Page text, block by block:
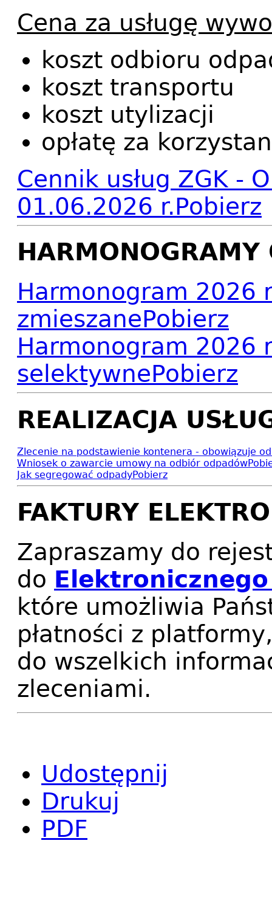
Cena za usługę
koszt odbioru
koszt transportu
koszt utylizacji
opłatę za
Cennik usług ZGK -
01.06.2026 r.Pobierz
HARMONOGRAMY
Harmonogram 2026
zmieszanePobierz
Harmonogram 2026
selektywnePobierz
REALIZACJA
Zlecenie na podstawienie kontenera - obowiązuje
Wniosek o zawarcie umowy na odbiór odpadów
Jak segregować odpadyPobierz
FAKTURY
Zapraszamy do
do
które umożliwia
płatności z
do wszelkich
zleceniami.
Udostępnij
Drukuj
PDF